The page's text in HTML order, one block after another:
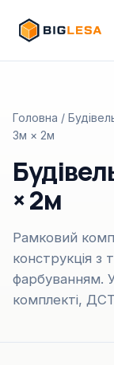
Головна /
3м × 2м
× 2м
Рамковий
конструкція
фарбуванням.
комплекті,